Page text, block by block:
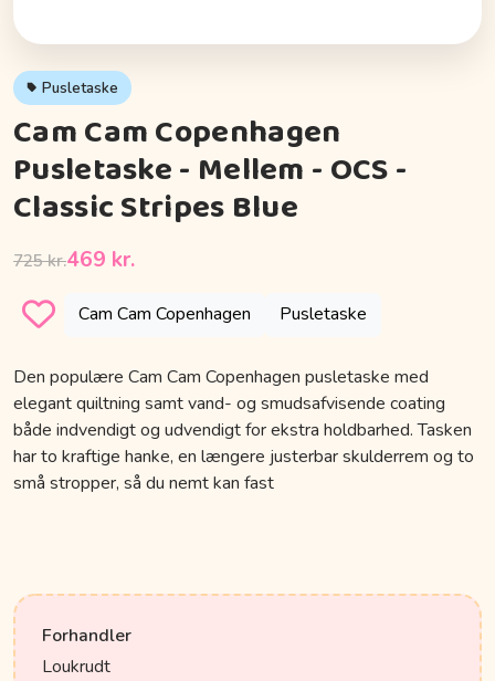
Pusletaske
Cam Cam Copenhagen
Pusletaske - Mellem - OCS -
Classic Stripes Blue
725 kr.469 kr.
Cam Cam Copenhagen Pusletaske
Den populære Cam Cam Copenhagen pusletaske med
elegant quiltning samt vand- og smudsafvisende coating
både indvendigt og udvendigt for ekstra holdbarhed. Tasken
har to kraftige hanke, en længere justerbar skulderrem og to
små stropper, så du nemt kan fast
Forhandler
Loukrudt